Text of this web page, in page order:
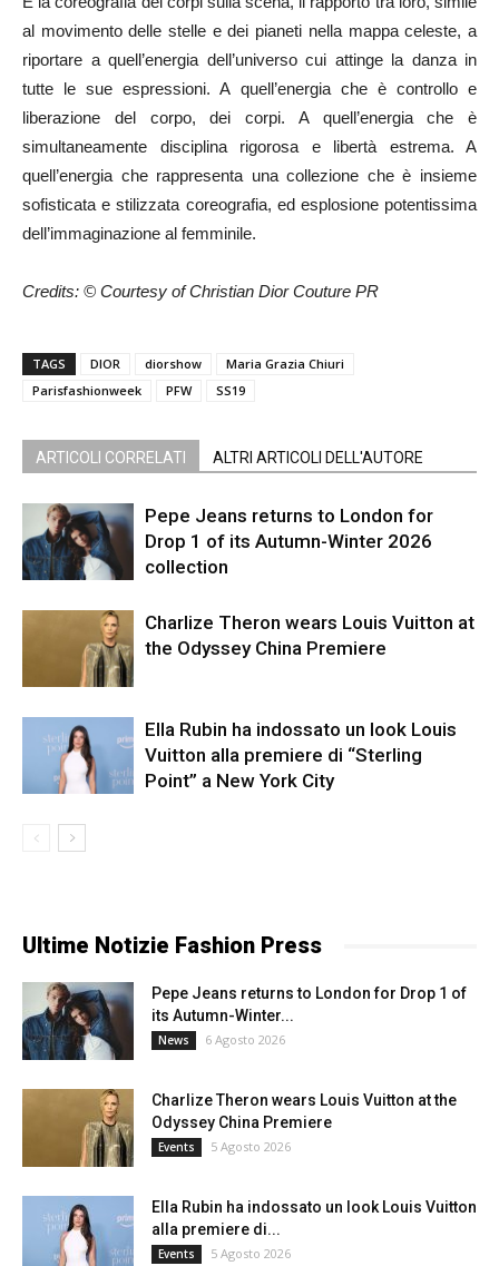
al movimento delle stelle e dei pianeti nella mappa celeste, a
riportare a quell’energia dell’universo cui attinge la danza in
tutte le sue espressioni. A quell’energia che è controllo e
liberazione del corpo, dei corpi. A quell’energia che è
simultaneamente disciplina rigorosa e libertà estrema. A
quell’energia che rappresenta una collezione che è insieme
sofisticata e stilizzata coreografia, ed esplosione potentissima
dell’immaginazione al femminile.
Credits: © Courtesy of Christian Dior Couture PR
TAGS DIOR diorshow
Maria Grazia Chiuri
Parisfashionweek
PFW SS19
ARTICOLI CORRELATI ALTRI ARTICOLI DELL'AUTORE
Pepe Jeans returns to London for
Drop 1 of its Autumn-Winter 2026
collection
Charlize Theron wears Louis Vuitton at
the Odyssey China Premiere
Ella Rubin ha indossato un look Louis
Vuitton alla premiere di “Sterling
Point” a New York City
Ultime Notizie Fashion Press
Pepe Jeans returns to London for Drop 1 of
its Autumn-Winter...
News 6 Agosto 2026
Charlize Theron wears Louis Vuitton at the
Odyssey China Premiere
Events 5 Agosto 2026
Ella Rubin ha indossato un look Louis Vuitton
alla premiere di...
Events 5 Agosto 2026